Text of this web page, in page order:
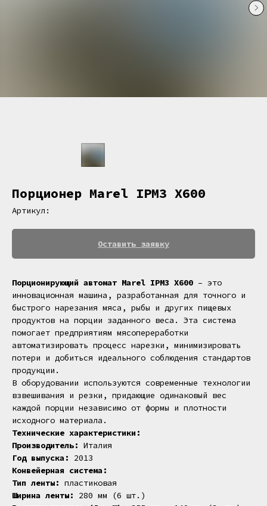
Порционер Marel IPM3 X600
Артикул:
Оставить заявку
Порционирующий автомат Marel IPM3 X600 – это
инновационная машина, разработанная для точного и
быстрого нарезания мяса, рыбы и других пищевых
продуктов на порции заданного веса. Эта система
помогает предприятиям мясопереработки
автоматизировать процесс нарезки, минимизировать
потери и добиться идеального соблюдения стандартов
продукции.
В оборудовании используются современные технологии
взвешивания и резки, придающие одинаковый вес
каждой порции независимо от формы и плотности
исходного материала.
Технические характеристики:
Производитель: Италия
Год выпуска:
2013
Конвейерная система:
Тип ленты: пластиковая
Ширина ленты:
280 мм (6 шт.)